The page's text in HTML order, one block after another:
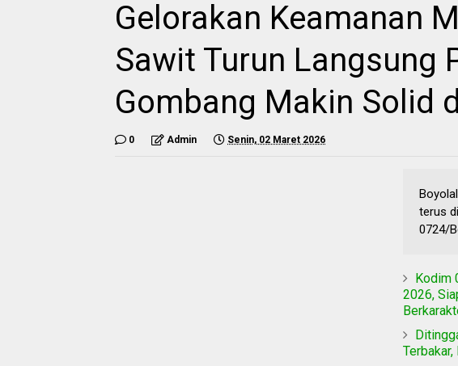
Gelorakan Keamanan
Sawit Turun Langsung
Gombang Makin Solid
0 Admin Senin, 02 Maret 2026
terus
0724/
Kodim
2026,